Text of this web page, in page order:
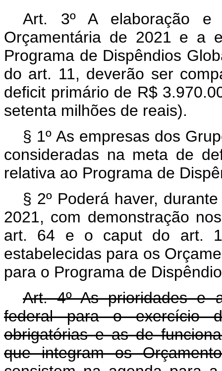
Art. 3º A elaboração
Orçamentária de 2021 e a
Programa de Dispêndios
do art. 11, deverão ser
deficit primário de R$
setenta milhões de reais).
§ 1º As empresas dos
consideradas na meta de
relativa ao Programa de
§ 2º Poderá haver,
2021, com demonstração
art. 64 e o caput do art.
estabelecidas para os
para o Programa de
Art. 4º As prioridades e
federal para o exercício
obrigatórias e as de
que integram os